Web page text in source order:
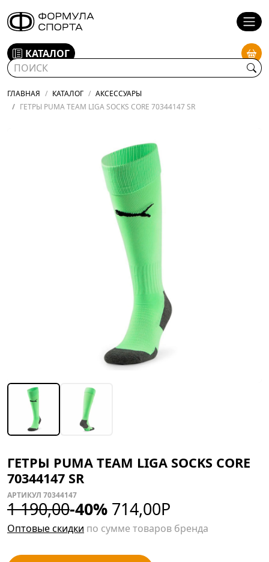
КАТАЛОГ
ГЛАВНАЯ КАТАЛОГ
АКСЕССУАРЫ
ГЕТРЫ PUMA TEAM LIGA SOCKS CORE 70344147 SR
ГЕТРЫ PUMA TEAM LIGA SOCKS CORE
70344147 SR
АРТИКУЛ 70344147
1 190,00-40% 714,00Р
Оптовые скидки по сумме товаров бренда